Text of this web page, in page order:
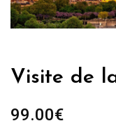
Visite de
99.00€